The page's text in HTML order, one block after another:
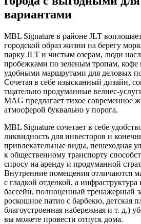
вариантами
MBL Signature в районе JLT
городской образ жизни на берегу
парку JLT и чистым озерам, люди
пробежками по зеленым тропам, кофе
удобными маршрутами для деловых
Сочетая в себе изысканный дизайн,
тщательно продуманные велнес-
MAG предлагает тихое современное
атмосферой буквально у порога.
MBL Signature сочетает в себе
ликвидность для инвесторов и
привлекательные виды, пешеходная
к общественному транспорту
спросу на аренду и продуманной
Внутренние помещения отличаются
с гладкой отделкой, а
бассейн, полноценный тренажерный
роскошное патио с барбекю, детская
благоустроенная набережная и т. д.)
вы можете провести отпуск дома.